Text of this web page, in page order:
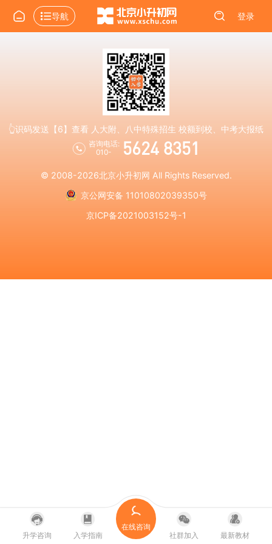
导航 登录
👆识码发送【6】查看 人大附、八中特殊招生 校额到校、中考大报纸
咨询电话:
010-
5624 8351
© 2008-2026北京小升初网 All Rights Reserved.
京公网安备 11010802039350号
京ICP备2021003152号-1
升学咨询 入学指南
在线咨询
社群加入
最新教材